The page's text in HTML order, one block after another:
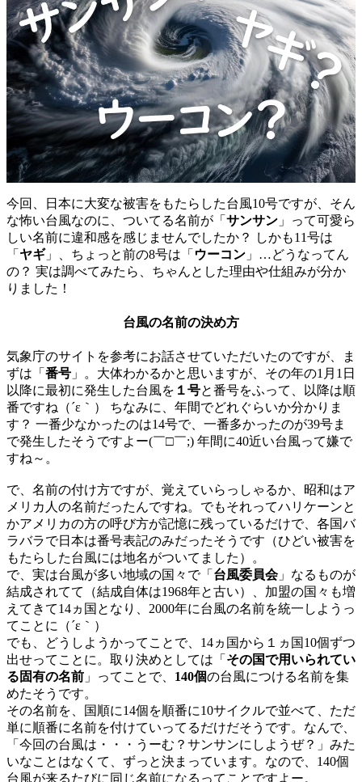
今回、日本に大変な被害をもたらした台風10号ですが、そん
な怖い台風なのに、ついてる名前が「 サンサン 」って可愛ら
しい名前に違和感を感じませんでしたか？ しかも11号は
「 ヤギ」、ちょっと前の8号は「 ウーコン 」…どうなってん
の？ 実は調べてみたら、ちゃんとした理由や仕組みが分か
りました！
台風の名前の決め方
気象庁のサイトを参考にお話させていただいたのですが、ま
ずは「 番号 」。大体わかるかと思いますが、その年の1月1日
以降に最初に発生した台風を １号と番号をふって、以降は順
番ですね（´ε｀） ちなみに、年間でどれぐらいか分かりま
す？ 一番少なかったのは14号で、一番多かったのが39号ま
で発生したそうですよー(￣□￣;) 年間に40近い台風って嫌で
すね～。
で、名前の付け方ですが、覚えていらっしゃるか、昭和はア
メリカ人の名前だったんですね。でもそれってハリケーンと
かアメリカの方の呼び方が記憶に残っているだけで、各国バ
ラバラで日本は番号表記のみだったそうです（ひどい被害を
もたらした台風には地名がついてました）。
で、実は台風が多い地域の国々で「 台風委員会」なるものが
結成されてて（結成自体は1968年と古い）、加盟の国々も増
えてきて14ヵ国となり、2000年に台風の名前を統一しようっ
てことに（´ε｀）
でも、どうしようかってことで、14ヵ国から１ヵ国10個ずつ
出せってことに。取り決めとしては「 その国で用いられてい
る固有の名前 」ってことで、 140個の台風につける名前を集
めたそうです。
その名前を、国順に14個を順番に10サイクルで並べて、ただ
単に順番に名前を付けていってるだけだそうです。なんで、
「今回の台風は・・・うーむ？サンサンにしようぜ？」みた
いなことはなくて、ずっと決まっています。なので、140個
台風が来るたびに同じ名前になるってことですよー。